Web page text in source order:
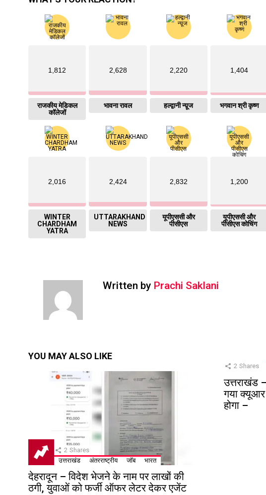
1,812
राजकीय मेडिकल
कॉलेजों
2,628
भावना रावल
2,220
हल्द्वानी न्य़ूज
1,404
भगवान श्री कृष्ण
2,016
WINTER
CHARDHAM
YATRA
2,424
UTTARAKHAND
NEWS
2,832
यूपीएससी और
पीसीएस
1,200
यूपीएससी और
पीसीएस कोचिंग
Written by Prachi Saklani
YOU MAY ALSO LIKE
2 Shares
उत्तराखंड
अंतरराष्ट्रीय जॉब भारत
देहरादून – विदेश भेजने के नाम पर लाखों की
ठगी, युवाओं को फर्जी ऑफर लेटर देकर एजेंट
2 Shares
उत्तराखंड
गया क्यूआर
होगा –